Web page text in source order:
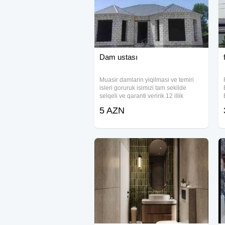
Dam ustası
Muasir damlarin yiqilmasi ve temiri
isleri goruruk isimizi tam sekilde
selqeli ve qaranti veririk 12 illik
növü: Dam və çardaq
5 AZN